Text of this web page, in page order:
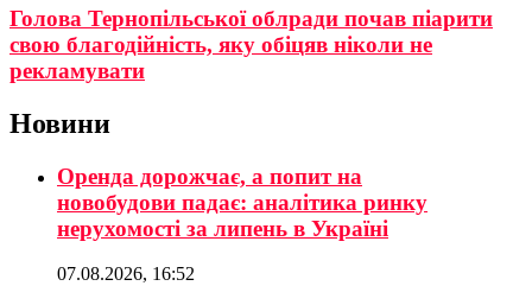
Голова Тернопільської облради почав піарити
свою благодійність, яку обіцяв ніколи не
рекламувати
Новини
Оренда дорожчає, а попит на
новобудови падає: аналітика ринку
нерухомості за липень в Україні
07.08.2026, 16:52